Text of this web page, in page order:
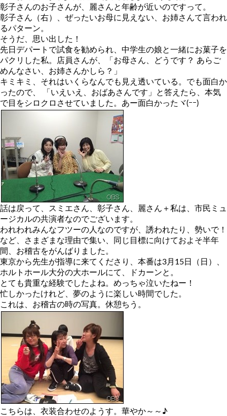
彰子さんのお子さんが、麗さんと年齢が近いのですって。
彰子さん（右）、ぜったいお母に見えない、お姉さんて言われ
るパターン。
そうだ、思い出した！
先日デパートで試食を勧められ、中学生の娘と一緒にお菓子を
パクリした私。店員さんが、「お母さん、どうです？ あらご
めんなさい、お姉さんかしら？」
キミキミ、それはいくらなんでも見え透いている。でも面白か
ったので、 「いえいえ、おばあさんです」と答えたら、本気
で目をシロクロさせていました。あー面白かったヾ(ｰｰ)
話は戻って、スミエさん、彰子さん、麗さん＋私は、市民ミュ
ージカルの共演者なのでございます。
われわれみんなフツーの人なのですが、誘われたり、勢いで！
など、さまざまな理由で集い、同じ目標に向けておよそ半年
間、お稽古をがんばりました。
東京から先生が指導に来てくださり、本番は3月15日（日）、
ホルトホール大分の大ホールにて、ドカーンと。
とても貴重な経験でしたよね。めっちゃ泣いたねー！
忙しかったけれど、夢のように楽しい時間でした。
これは、お稽古の時の写真。休憩ちう。
こちらは、衣装合わせのようす。華やか～～♪